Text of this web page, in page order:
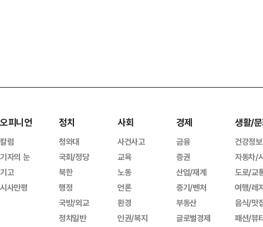
오피니언
칼럼
기자의 눈
기고
시사만평
정치
청와대
국회/정당
북한
행정
국방/외교
정치일반
사회
사건사고
교육
노동
언론
환경
인권/복지
경제
금융
증권
산업/재계
중기/벤처
부동산
글로벌경제
생활/
건강정보
자동차/
도로/교
여행/레
음식/맛
패션/뷰